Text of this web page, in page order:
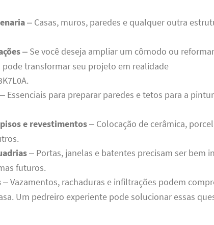
– Casas, muros, paredes e qualquer outra
– Se você deseja ampliar um cômodo ou
pode transformar seu projeto em realidade
Essenciais para preparar paredes e tetos para a
e revestimentos– Colocação de cerâmica,
– Portas, janelas e batentes precisam ser bem
futuros.
– Vazamentos, rachaduras e infiltrações podem
Um pedreiro experiente pode solucionar essas